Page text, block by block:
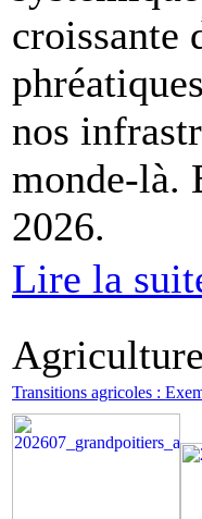
croissante
nos
monde-là.
2026.
Lire la
Transitions agricoles :